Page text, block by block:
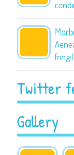
Twitter
Gallery